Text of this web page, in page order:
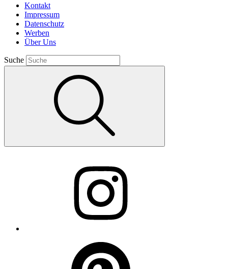
Kontakt
Impressum
Datenschutz
Werben
Über Uns
Suche